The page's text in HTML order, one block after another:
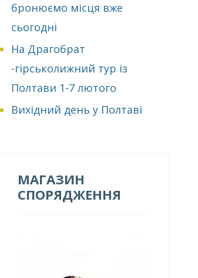
бронюємо місця вже
сьогодні
На Драгобрат
-гірськолижний тур із
Полтави 1-7 лютого
Вихідний день у Полтаві
МАГАЗИН
СПОРЯДЖЕННЯ